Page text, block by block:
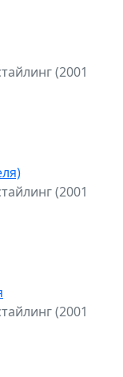
(2001
(2001
(2001